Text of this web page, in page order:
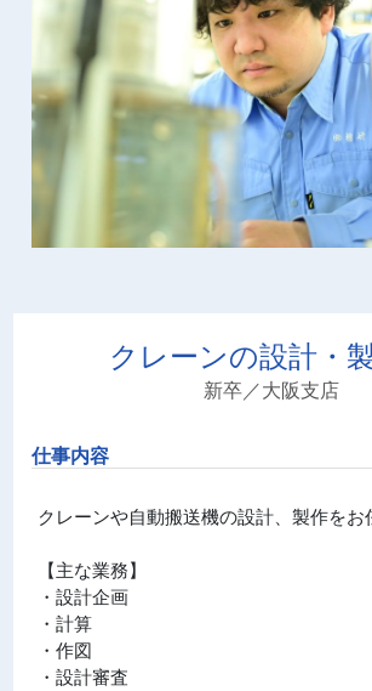
クレーンの設計・
新卒／大阪支店
仕事内容
クレーンや自動搬送機の設計、製作をお
【主な業務】
・設計企画
・計算
・作図
・設計審査